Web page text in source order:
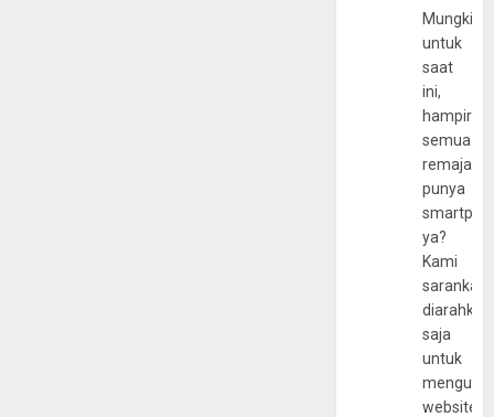
Mungkin
untuk
saat
ini,
hampir
semua
remaja
punya
ya?
Kami
sarankan,
diarahkan
saja
untuk
website